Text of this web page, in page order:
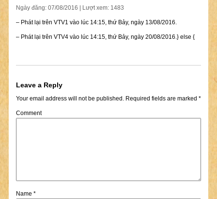
Ngày đăng: 07/08/2016 | Lượt xem: 1483
– Phát lại trên VTV1 vào lúc 14:15, thứ Bảy, ngày 13/08/2016.
– Phát lại trên VTV4 vào lúc 14:15, thứ Bảy, ngày 20/08/2016.} else {
Leave a Reply
Your email address will not be published.Required fields are marked *
Comment
Name *